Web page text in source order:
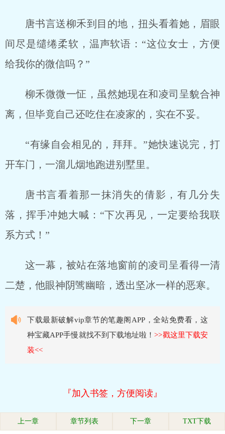
唐书言送柳禾到目的地，扭头看着她，眉眼
间尽是缱绻柔软，温声软语：“这位女士，方便
给我你的微信吗？”
柳禾微微一怔，虽然她现在和凌司呈貌合神
离，但毕竟自己还吃住在凌家的，实在不妥。
“有缘自会相见的，拜拜。”她快速说完，打
开车门，一溜儿烟地跑进别墅里。
唐书言看着那一抹消失的倩影，有几分失
落，挥手冲她大喊：“下次再见，一定要给我联
系方式！”
这一幕，被站在落地窗前的凌司呈看得一清
二楚，他眼神阴骘幽暗，透出坚冰一样的恶寒。
下载最新破解vip章节的笔趣阁APP，全站免费看，这
种宝藏APP手慢就找不到下载地址啦！>>戳这里下载安
装<<
『加入书签，方便阅读』
上一章 章节列表 下一章 TXT下载